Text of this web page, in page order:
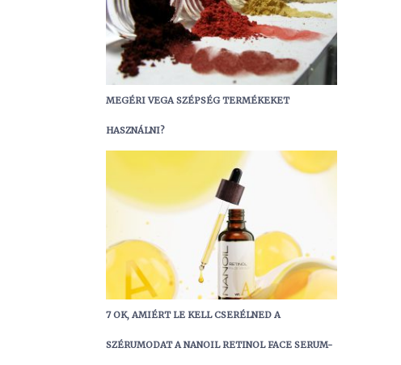
MEGÉRI VEGA SZÉPSÉG TERMÉKEKET
HASZNÁLNI?
7 OK, AMIÉRT LE KELL CSERÉLNED A
SZÉRUMODAT A NANOIL RETINOL FACE SERUM-